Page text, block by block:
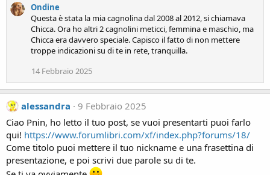
Ondine
Questa è stata la mia cagnolina dal 2008 al 2012, si chiamava
Chicca. Ora ho altri 2 cagnolini meticci, femmina e maschio, ma
Chicca era davvero speciale. Capisco il fatto di non mettere
troppe indicazioni su di te in rete, tranquilla.
14 Febbraio 2025
alessandra
9 Febbraio 2025
Ciao Pnin, ho letto il tuo post, se vuoi presentarti puoi farlo
qui! https://www.forumlibri.com/xf/index.php?forums/18/
Come titolo puoi mettere il tuo nickname e una frasettina di
presentazione, e poi scrivi due parole su di te.